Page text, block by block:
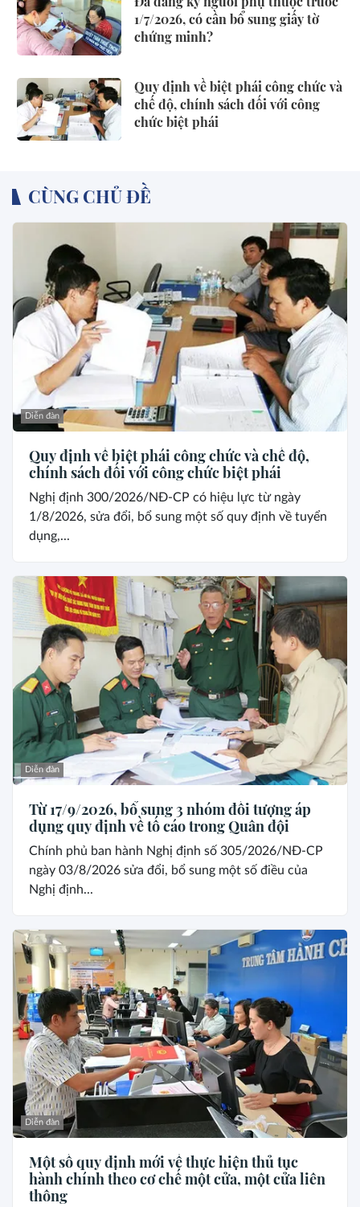
1/7/2026, có cần bổ sung giấy tờ
chứng minh?
Quy định về biệt phái công chức và
chế độ, chính sách đối với công
chức biệt phái
CÙNG CHỦ ĐỀ
Diễn đàn
Quy định về biệt phái công chức và chế độ,
chính sách đối với công chức biệt phái
Nghị định 300/2026/NĐ-CP có hiệu lực từ ngày
1/8/2026, sửa đổi, bổ sung một số quy định về tuyển
dụng,...
Diễn đàn
Từ 17/9/2026, bổ sung 3 nhóm đối tượng áp
dụng quy định về tố cáo trong Quân đội
Chính phủ ban hành Nghị định số 305/2026/NĐ-CP
ngày 03/8/2026 sửa đổi, bổ sung một số điều của
Nghị định...
Diễn đàn
Một số quy định mới về thực hiện thủ tục
hành chính theo cơ chế một cửa, một cửa liên
thông